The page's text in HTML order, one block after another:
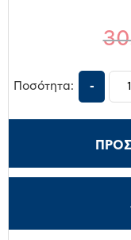
Ποσότητα: